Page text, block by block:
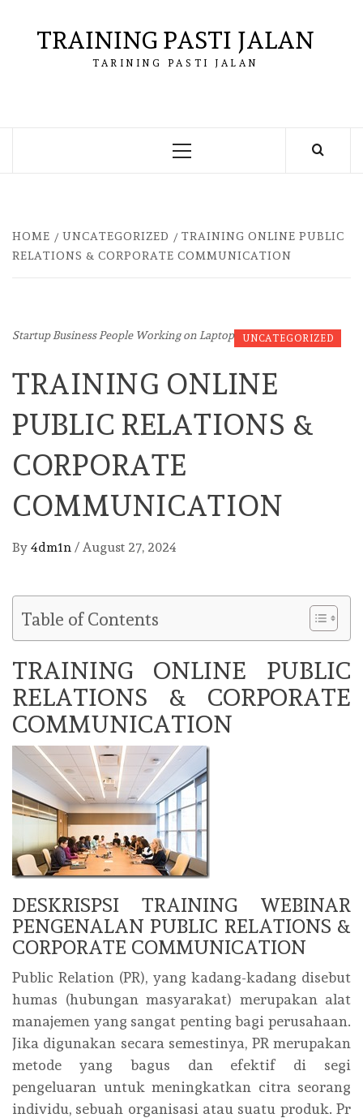
contentTRAINING PASTI JALAN
TARINING PASTI JALAN
Primary
HOME UNCATEGORIZED
TRAINING ONLINE PUBLIC
RELATIONS & CORPORATE COMMUNICATION
Startup Business People Working on Laptop UNCATEGORIZED
TRAINING ONLINE
PUBLIC RELATIONS &
CORPORATE
COMMUNICATION
By 4dm1n / August 27, 2024
Table of Contents
TRAINING ONLINE PUBLIC
RELATIONS & CORPORATE
COMMUNICATION
DESKRISPSI TRAINING WEBINAR
PENGENALAN PUBLIC RELATIONS &
CORPORATE COMMUNICATION
Public Relation (PR), yang kadang-kadang disebut
humas (hubungan masyarakat) merupakan alat
manajemen yang sangat penting bagi perusahaan.
Jika digunakan secara semestinya, PR merupakan
metode yang bagus dan efektif di segi
pengeluaran untuk meningkatkan citra seorang
individu, sebuah organisasi atau suatu produk. Pr